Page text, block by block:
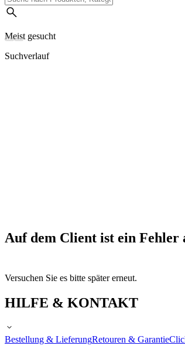
Meist gesucht
Suchverlauf
Auf dem Client ist ein Fehler
Versuchen Sie es bitte später erneut.
HILFE & KONTAKT
Bestellung & LieferungRetouren & Garantie